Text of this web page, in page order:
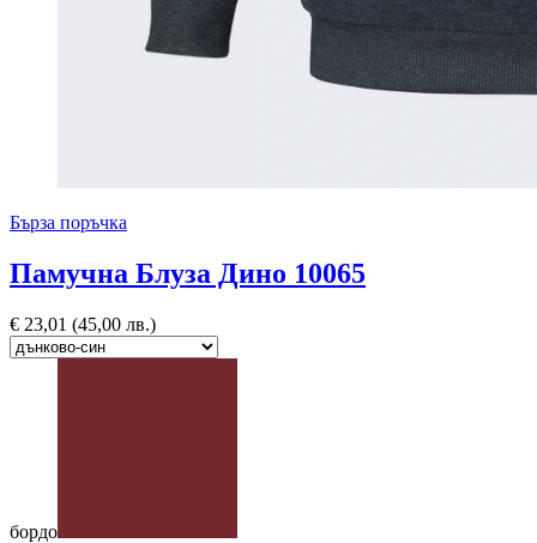
Бърза поръчка
Памучна Блуза Дино 10065
€ 23,01 (45,00 лв.)
бордо